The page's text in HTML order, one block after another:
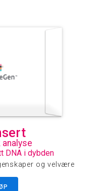
DNA i dybden
og velvære